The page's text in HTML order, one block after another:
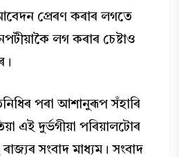
আবেদন প্ৰেৰণ কৰাৰ লগতে
লগ কৰাৰ চেষ্টাও
পৰা আশানুৰূপ সঁহাৰি
এই দুৰ্ভগীয়া পৰিয়ালটোৰ
সংবাদ মাধ্যম। সংবাদ